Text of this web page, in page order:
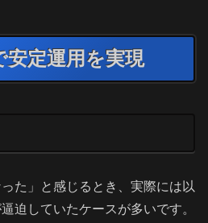
安定運用を実現
た」と感じるとき、実際には以
迫していたケースが多いです。